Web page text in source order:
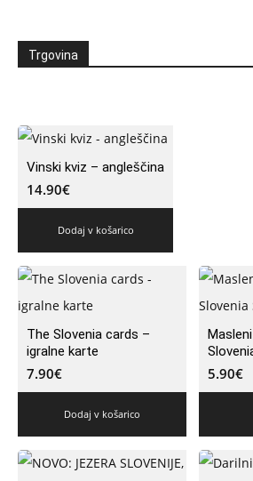
Trgovina
Vinski kviz – angleščina
14.90€
Dodaj v košarico
The Slovenia cards –
igralne karte
7.90€
Dodaj v košarico
5.90€